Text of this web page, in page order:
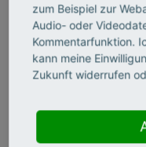
Vielfalt
zum Beispiel zur
Audio- oder
Kommentarfunktion.
kann meine
Zukunft widerrufen